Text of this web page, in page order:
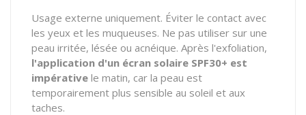
Usage externe uniquement. Éviter le contact avec
les yeux et les muqueuses. Ne pas utiliser sur une
peau irritée, lésée ou acnéique. Après l'exfoliation,
l'application d'un écran solaire SPF30+ est
impérative le matin, car la peau est
temporairement plus sensible au soleil et aux
taches.